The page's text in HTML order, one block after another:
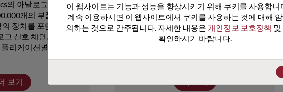
의 아날로그 및 혼합 신
개의 부품 번호로
장치를 포함하고 있으
신호 체인, RF/마이크
리케이션별 장치가 광
보기
Rochester의 이산 장치 포트폴리오는 원 부품
40,000개 이상의 부품 번호로 구성된 50억대
이상의 장치를 포함하고 있습니다. Rochester
의 제품 포트폴리오에는 넓은 범위의 전원, 성
및 터미네이션 장치가 포함되어.
더 보기
이 웹사이트는 기능과 성능을 향상시키기 위해 쿠키를 사용합니
계속 이용하시면 이 웹사이트에서 쿠키를 사용하는 것에 대해
의하는 것으로 간주됩니다. 자세한 내용은 개인정보 보호정책 및
확인하시기 바랍니다.